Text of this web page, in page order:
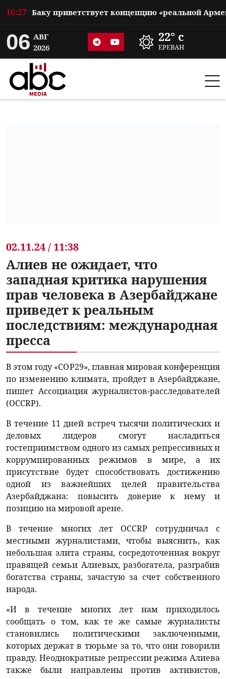
16:27
06 АВГ
2026
22° c
ЕРЕВАН
02.11.24 / 11:38
Алиев не ожидает, что
западная критика нарушения
прав человека в Азербайджане
приведет к реальным
последствиям: международная
пресса
В этом году «COP29», главная мировая конференция
по изменению климата, пройдет в Азербайджане,
пишет Ассоциация журналистов-расследователей
(OCCRP).
В течение 11 дней встреч тысячи политических и
деловых лидеров смогут насладиться
гостеприимством одного из самых репрессивных и
коррумпированных режимов в мире, а их
присутствие будет способствовать достижению
одной из важнейших целей правительства
Азербайджана: повысить доверие к нему и
позицию на мировой арене.
В течение многих лет OCCRP сотрудничал с
местными журналистами, чтобы выяснить, как
небольшая элита страны, сосредоточенная вокруг
правящей семьи Алиевых, разбогатела, разграбив
богатства страны, зачастую за счет собственного
народа.
«И в течение многих лет нам приходилось
сообщать о том, как те же самые журналисты
становились политическими заключенными,
которых держат в тюрьме за то, что они говорили
правду. Неоднократные репрессии режима Алиева
также были направлены против активистов,